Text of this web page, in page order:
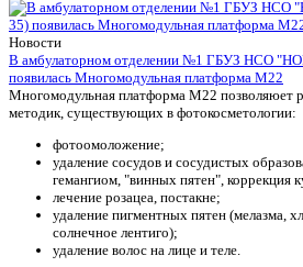
Новости
В амбулаторном отделении №1 ГБУЗ НСО
появилась Многомодульная платформа М22
Многомодульная платформа М22 позволяюет
методик, существующих в фотокосметологии:
фотоомоложение;
удаление сосудов и сосудистых
гемангиом, "винных пятен", коррекция
лечение розацеа, постакне;
удаление пигментных пятен (мелазма,
солнечное лентиго);
удаление волос на лице и теле.